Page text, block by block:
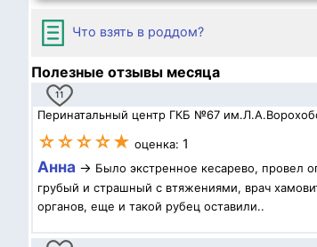
Что взять в роддом?
Полезные отзывы месяца
11
Перинатальный центр ГКБ №67
☆☆☆☆★ оценка: 1
Анна → Было экстренное кесарево, провел
грубый и страшный с втяжениями, врач
органов, еще и такой рубец оставили..